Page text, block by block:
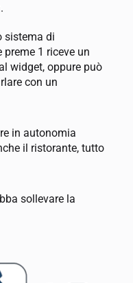
sistema di
1 riceve un
widget, oppure può
con un
in autonomia
il ristorante, tutto
sollevare la